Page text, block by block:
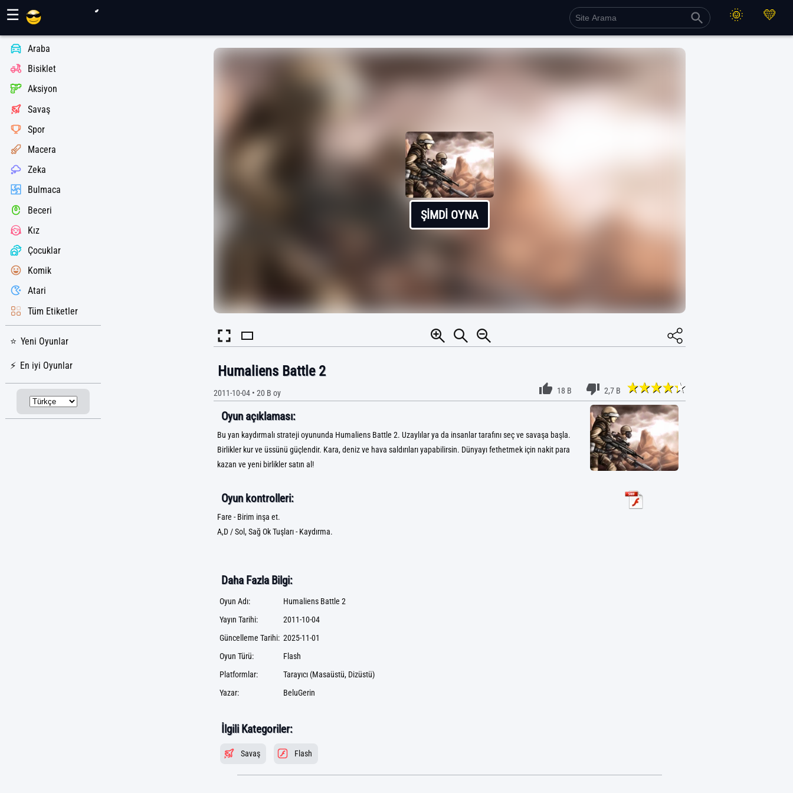
☰
Araba
Bisiklet
Aksiyon
Savaş
Spor
Macera
Zeka
Bulmaca
Beceri
Kız
Çocuklar
Komik
Atari
Tüm Etiketler
Yeni Oyunlar
En iyi Oyunlar
ŞIMDI OYNA
Humaliens Battle 2
2011-10-04• 20 B oy 18 B 2,7 B
Oyun açıklaması:
Bu yan kaydırmalı strateji oyununda Humaliens Battle 2. Uzaylılar ya da insanlar tarafını seç ve savaşa başla.
Birlikler kur ve üssünü güçlendir. Kara, deniz ve hava saldırıları yapabilirsin. Dünyayı fethetmek için nakit para
kazan ve yeni birlikler satın al!
Oyun kontrolleri:
Fare - Birim inşa et.
A,D / Sol, Sağ Ok Tuşları - Kaydırma.
Daha Fazla Bilgi:
Oyun Adı:
Humaliens Battle 2
Yayın Tarihi:
2011-10-04
Güncelleme Tarihi: 2025-11-01
Oyun Türü:
Flash
Platformlar:
Tarayıcı (Masaüstü, Dizüstü)
Yazar:
BeluGerin
İlgili Kategoriler:
Savaş Flash